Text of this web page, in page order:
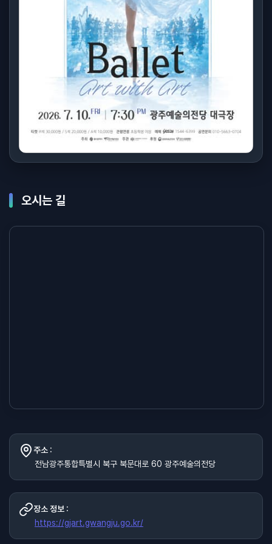
오시는 길
주소 :
전남광주통합특별시 북구 북문대로 60 광주예술의전당
장소 정보 :
https://gjart.gwangju.go.kr/